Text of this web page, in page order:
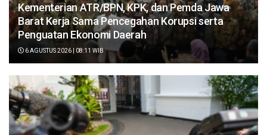
Kementerian ATR/BPN, KPK, dan Pemda Jawa
Barat Kerja Sama Pencegahan Korupsi serta
Penguatan Ekonomi Daerah
6 AGUSTUS 2026 | 08:11 WIB